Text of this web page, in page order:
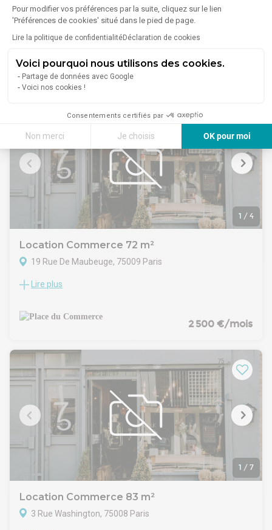
Pour modifier vos préférences par la suite, cliquez sur le lien
'Préférences de cookies' situé dans le pied de page.
Lire la politique de confidentialitéDéclaration de cookies
Voici pourquoi nous utilisons des cookies.
Partage de données avec Google
Voici nos cookies !
Consentements certifiés par
Non merci Je choisis
OK pour moi
Axeptio consent
Plateforme de Gestion du Consentement : Personnalisez vos Options
Notre plateforme vous permet d'adapter et de gérer vos paramètres
14 Avenue Niel, 75017 Paris
A toute proximité de la FNAC, à l'angle de l'avenue Niel et de
Linéaire de façade de 15 mètres
Bureau au sous-sol relié au RDC par escalier intérieur
DPE : en cours
Lire plus
À partir de
1 / 4
Location Commerce 72 m²
19 Rue De Maubeuge, 75009 Paris
À louer, local commercial idéalement situé rue de Maubeuge,
niveaux.
Ce local convient à de nombreuses activités commerciales.
exclue.
Conditions d'entrée :
Pour toute création d'entreprise, une garantie autonome à
première demande (GAPD) de 3 mois de loyer sera exigée à
la signature du bail.
Lire plus
2 500 €/mois
1 / 7
Location Commerce 83 m²
3 Rue Washington, 75008 Paris